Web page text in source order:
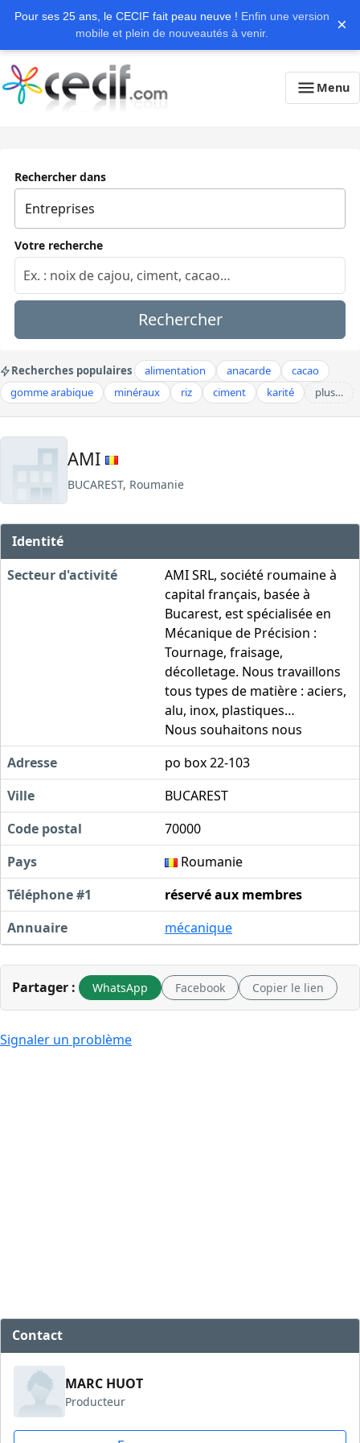
Pour ses 25 ans, le CECIF fait peau neuve ! Enfin une version
mobile et plein de nouveautés à venir.
×
Menu
Rechercher dans
Votre recherche
Rechercher
Recherches populaires alimentation anacarde
cacao
gomme arabique
minéraux riz ciment karité plus…
AMI
BUCAREST, Roumanie
Identité
Secteur d'activité
AMI SRL, société roumaine à
capital français, basée à
Bucarest, est spécialisée en
Mécanique de Précision :
Tournage, fraisage,
décolletage. Nous travaillons
tous types de matière : aciers,
alu, inox, plastiques…
Nous souhaitons nous
Adresse
po box 22-103
Ville
BUCAREST
Code postal
70000
Pays
Roumanie
Téléphone #1
réservé aux membres
Annuaire
mécanique
Partager : WhatsApp Facebook Copier le lien
Signaler un problème
Contact
MARC HUOT
Producteur